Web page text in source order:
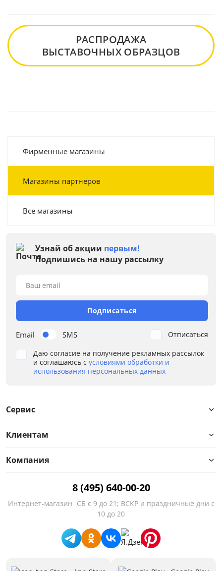
РАСПРОДАЖА
ВЫСТАВОЧНЫХ ОБРАЗЦОВ
Фирменные магазины
Магазины партнеров
Все магазины
Узнай об акции первым!
Подпишись на нашу рассылку
Email SMS
Ваш email
Подписаться
Даю согласие на получение рекламных рассылок
и соглашаюсь с условиями обработки и
использования персональных данных
Отписаться
Сервис
Клиентам
Компания
8 (495) 640-00-20
Интернет-магазин СБ с 9 до 21; ВСКР и праздничные дни с
10 до 20